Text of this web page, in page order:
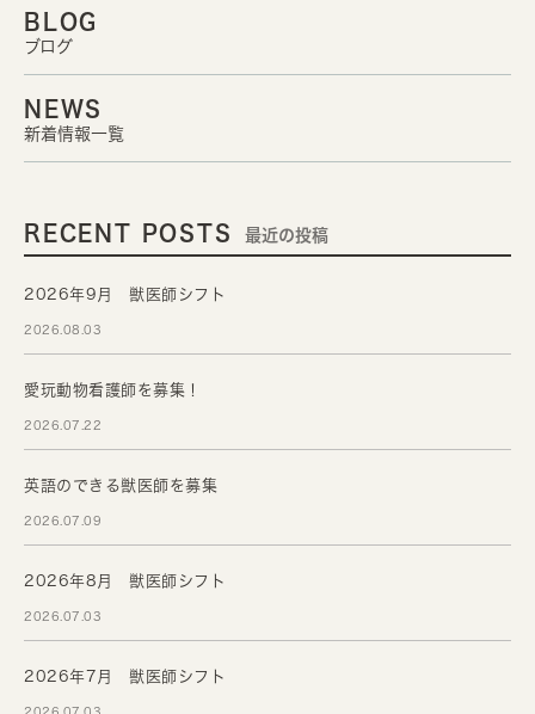
BLOG
ブログ
NEWS
新着情報一覧
RECENT POSTS 最近の投稿
2026年9月 獣医師シフト
2026.08.03
愛玩動物看護師を募集！
2026.07.22
英語のできる獣医師を募集
2026.07.09
2026年8月 獣医師シフト
2026.07.03
2026年7月 獣医師シフト
2026.07.03